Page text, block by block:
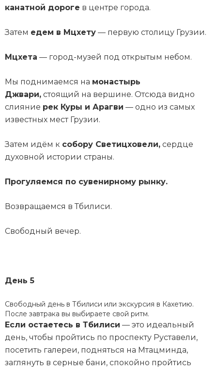
канатной дороге в центре города.
Затем едем в Мцхету — первую столицу Грузии.
Мцхета — город-музей под открытым небом.
Мы поднимаемся на монастырь
Джвари, стоящий на вершине. Отсюда видно
слияние рек Куры и Арагви — одно из самых
известных мест Грузии.
Затем идём к собору Светицховели, сердце
духовной истории страны.
Прогуляемся по сувенирному рынку.
Возвращаемся в Тбилиси.
Свободный вечер.
День 5
Свободный день в Тбилиси или экскурсия в Кахетию.
После завтрака вы выбираете свой ритм.
Если остаетесь в Тбилиси — это идеальный
день, чтобы пройтись по проспекту Руставели,
посетить галереи, подняться на Мтацминда,
заглянуть в серные бани, спокойно пройтись